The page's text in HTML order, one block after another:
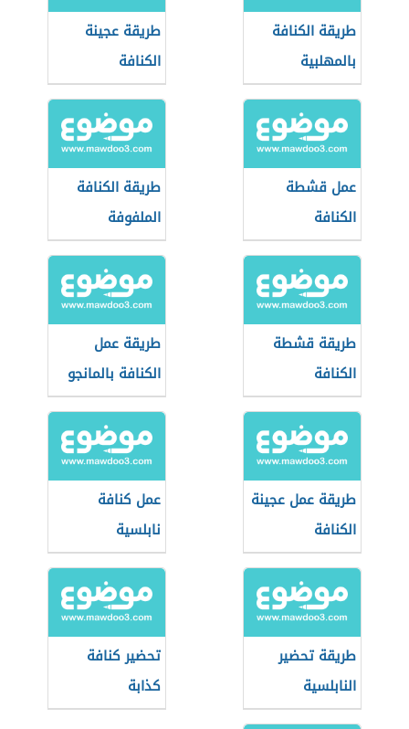
طريقة الكنافة
بالمهلبية
طريقة عجينة
الكنافة
عمل قشطة
الكنافة
طريقة الكنافة
الملفوفة
طريقة قشطة
الكنافة
طريقة عمل
الكنافة بالمانجو
طريقة عمل عجينة
الكنافة
عمل كنافة
نابلسية
طريقة تحضير
النابلسية
تحضير كنافة
كذابة